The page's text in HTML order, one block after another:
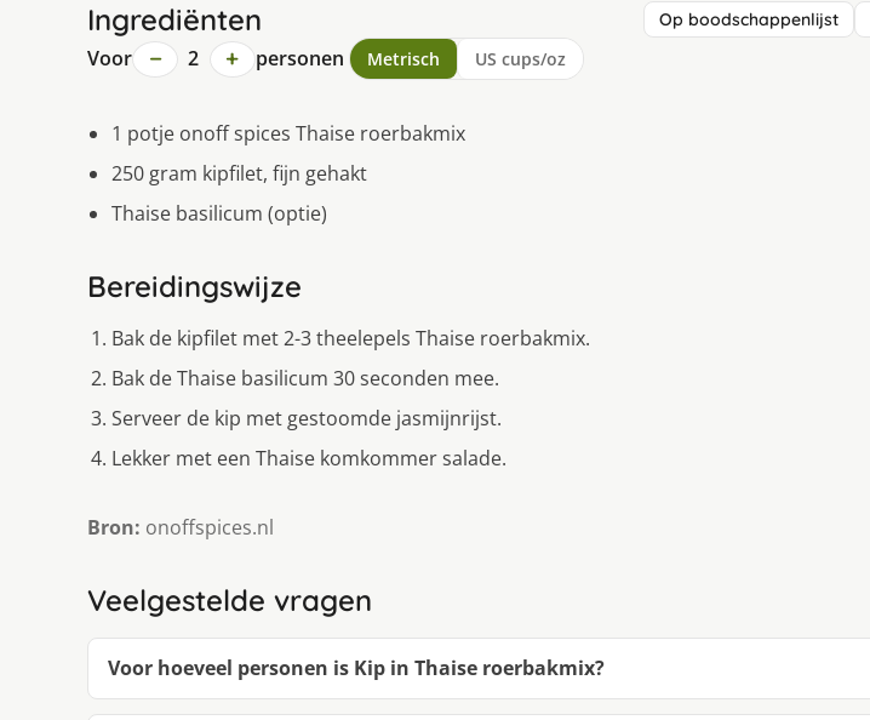
Ingrediënten Op boodschappenlijst
Voor − 2 + personen Metrisch US cups/oz
1 potje onoff spices Thaise roerbakmix
250 gram kipfilet, fijn gehakt
Thaise basilicum (optie)
Bereidingswijze
Bak de kipfilet met 2-3 theelepels Thaise roerbakmix.
Bak de Thaise basilicum 30 seconden mee.
Serveer de kip met gestoomde jasmijnrijst.
Lekker met een Thaise komkommer salade.
Bron: onoffspices.nl
Veelgestelde vragen
Voor hoeveel personen is Kip in Thaise roerbakmix?